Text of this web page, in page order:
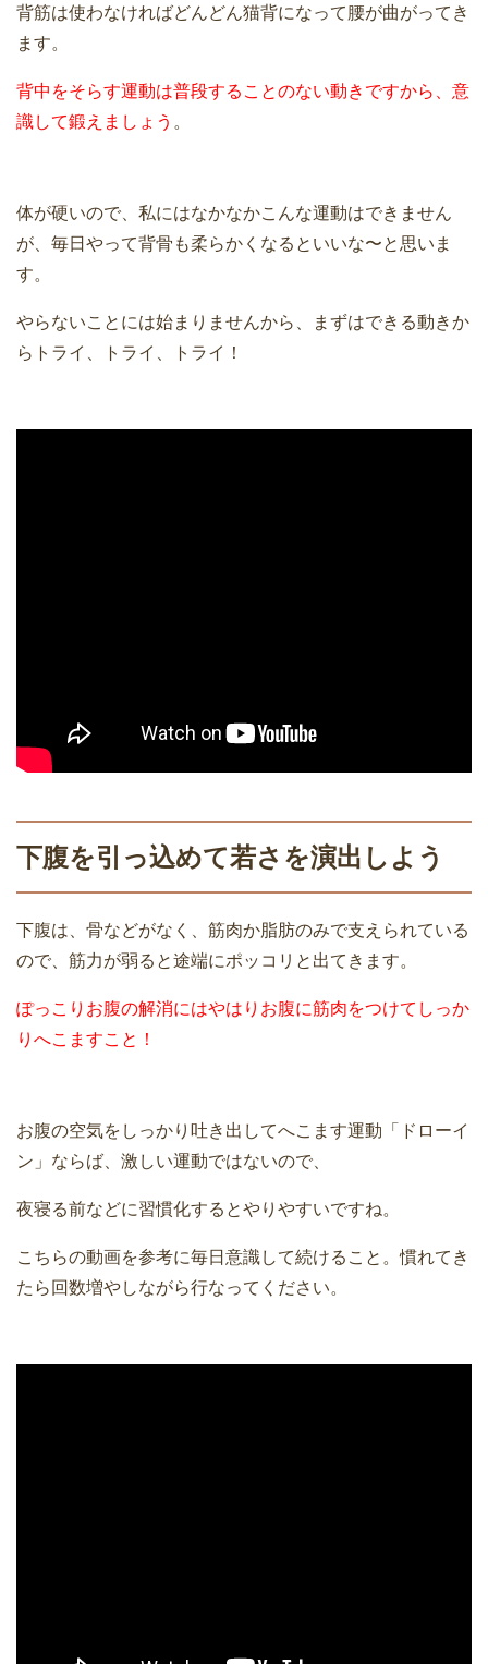
背筋は使わなければどんどん猫背になって腰が曲がってき
ます。
背中をそらす運動は普段することのない動きですから、意
識して鍛えましょう 。
体が硬いので、私にはなかなかこんな運動はできません
が、毎日やって背骨も柔らかくなるといいな〜と思いま
す。
やらないことには始まりませんから、まずはできる動きか
らトライ、トライ、トライ！
下腹を引っ込めて若さを演出しよう
下腹は、骨などがなく、筋肉か脂肪のみで支えられている
ので、筋力が弱ると途端にポッコリと出てきます。
ぽっこりお腹の解消にはやはりお腹に筋肉をつけてしっか
りへこますこと！
お腹の空気をしっかり吐き出してへこます運動「ドローイ
ン」ならば、激しい運動ではないので、
夜寝る前などに習慣化するとやりやすいですね。
こちらの動画を参考に毎日意識して続けること。慣れてき
たら回数増やしながら行なってください。